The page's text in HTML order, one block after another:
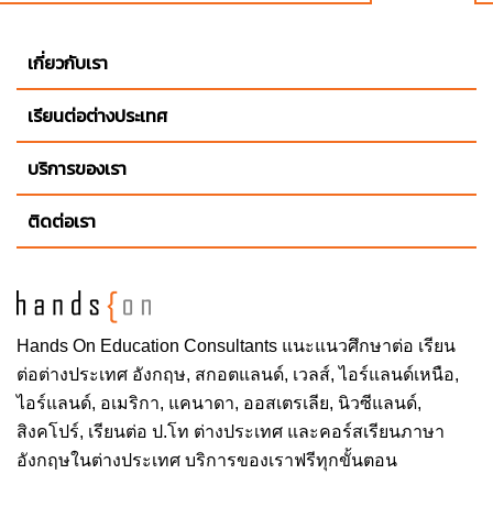
Hands On Education Consultants แนะแนวศึกษาต่อ เรียน
ต่อต่างประเทศ อังกฤษ, สกอตแลนด์, เวลส์, ไอร์แลนด์เหนือ,
ไอร์แลนด์, อเมริกา, แคนาดา, ออสเตรเลีย, นิวซีแลนด์,
สิงคโปร์, เรียนต่อ ป.โท ต่างประเทศ และคอร์สเรียนภาษา
อังกฤษในต่างประเทศ บริการของเราฟรีทุกขั้นตอน
เกี่ยวกับเรา
เรียนต่อต่างประเทศ
บริการของเรา
ติดต่อเรา